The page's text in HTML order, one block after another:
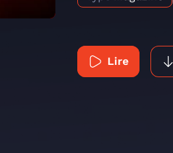
Lire